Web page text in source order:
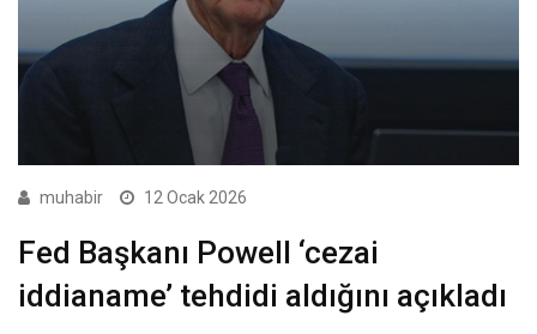
muhabir 12 Ocak 2026
Fed Başkanı Powell ‘cezai
iddianame’ tehdidi aldığını açıkladı